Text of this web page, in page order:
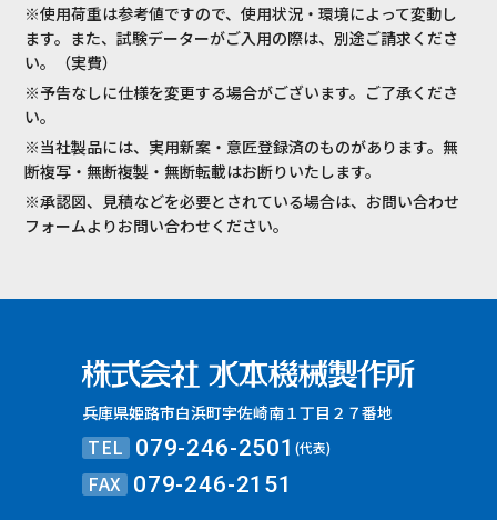
※使用荷重は参考値ですので、使用状況・環境によって変動し
ます。また、試験データーがご入用の際は、別途ご請求くださ
い。（実費）
※予告なしに仕様を変更する場合がございます。ご了承くださ
い。
※当社製品には、実用新案・意匠登録済のものがあります。無
断複写・無断複製・無断転載はお断りいたします。
※承認図、見積などを必要とされている場合は、お問い合わせ
フォームよりお問い合わせください。
兵庫県姫路市白浜町宇佐崎南１丁目２７番地
TEL 079-246-2501(代表)
FAX 079-246-2151